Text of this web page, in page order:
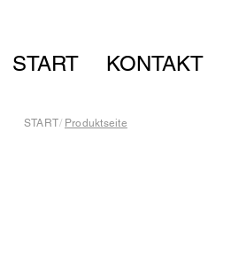
START KONTAKT
START/ Produktseite